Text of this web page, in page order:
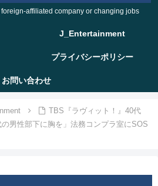
affiliated company or changing jobs
J_Entertainment
プライバシーポリシー
お問い合わせ
TBS『ラヴィット！』40代
の男性部下に胸を」法務コンプラ室にSOS